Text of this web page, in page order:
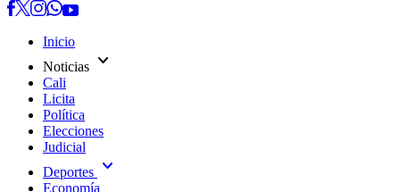
Inicio
Noticias expand_more
Cali
Licita
Política
Elecciones
Judicial
Deportes expand_more
Economía